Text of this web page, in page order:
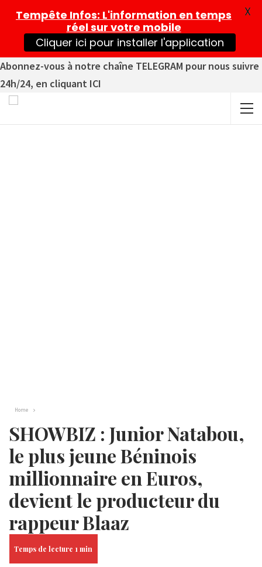
Abonnez-vous à notre chaîne TELEGRAM pour nous suivre
24h/24, en cliquant ICI
Home
SHOWBIZ : Junior Natabou,
le plus jeune Béninois
millionnaire en Euros,
devient le producteur du
rappeur Blaaz
Tempête Infos: L'information en temps
réel sur votre mobile
Cliquer ici pour installer l'application
X